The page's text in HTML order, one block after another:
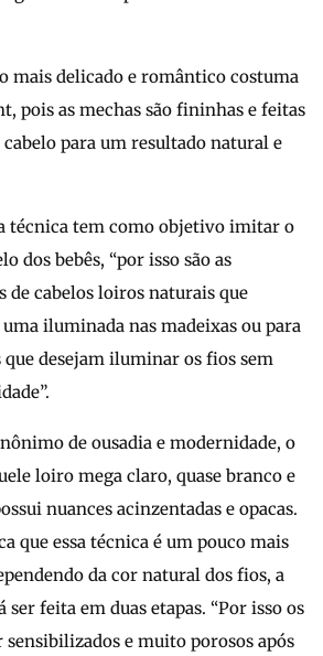
mais delicado e romântico costuma
pois as mechas são fininhas e feitas
cabelo para um resultado natural e
técnica tem como objetivo imitar o
dos bebês, “por isso são as
de cabelos loiros naturais que
uma iluminada nas madeixas ou para
que desejam iluminar os fios sem
de ousadia e modernidade, o
loiro mega claro, quase branco e
nuances acinzentadas e opacas.
que essa técnica é um pouco mais
da cor natural dos fios, a
ser feita em duas etapas. “Por isso os
e muito porosos após